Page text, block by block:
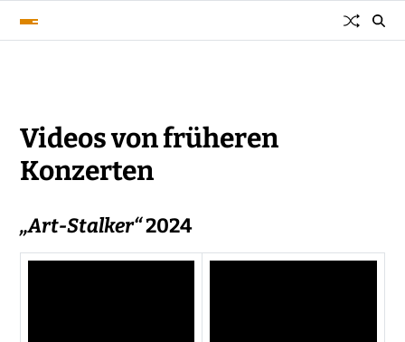
Videos von früheren
Konzerten
„Art-Stalker“2024